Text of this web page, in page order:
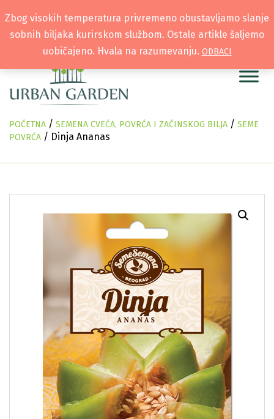
POČETNA / SEMENA CVEĆA, POVRĆA I ZAČINSKOG BILJA / SEME
POVRĆA / Dinja Ananas
Zbog visokih temperatura privremeno obustavljamo slanje
sobnih biljaka kurirskom službom. Ostale artikle šaljemo
uobičajeno. Hvala na razumevanju. ODBACI